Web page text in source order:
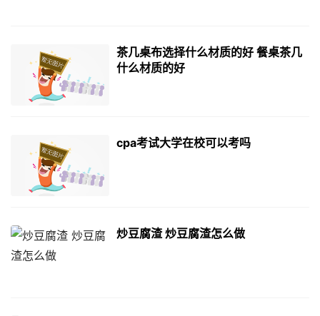
茶几桌布选择什么材质的好 餐桌茶几
什么材质的好
cpa考试大学在校可以考吗
炒豆腐渣 炒豆腐渣怎么做